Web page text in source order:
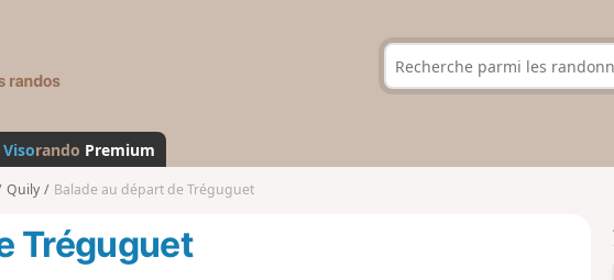
s
a
n
d
Visorando Premium
Quily Balade au départ de Tréguguet
Tréguguet